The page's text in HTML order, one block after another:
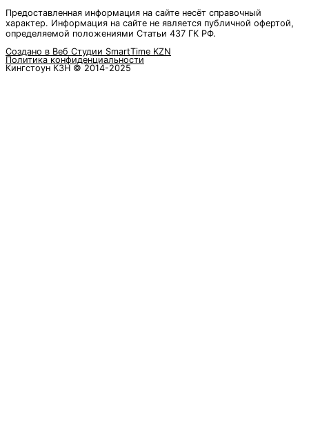
Предоставленная информация на сайте несёт справочный
характер. Информация на сайте не является публичной офертой,
определяемой положениями Статьи 437 ГК РФ.
Создано в Веб Студии SmartTime KZN
Политика конфиденциальности
Кингстоун КЗН © 2014-2025